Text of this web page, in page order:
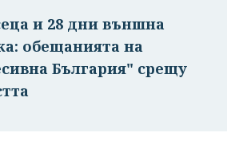
и 28 дни външна
обещанията на
България" срещу